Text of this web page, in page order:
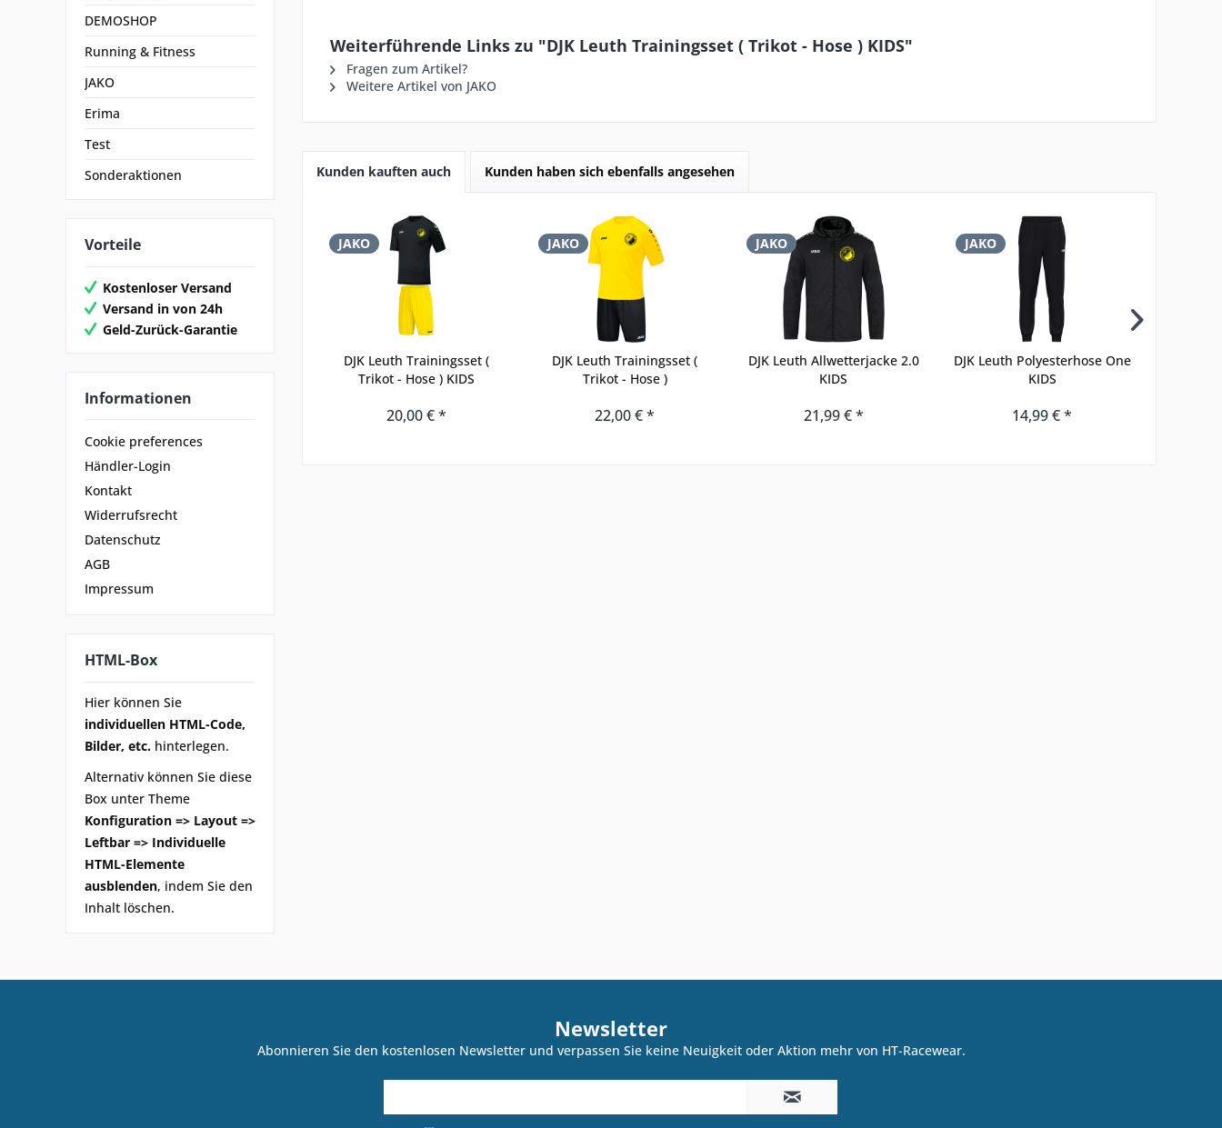
DEMOSHOP
Running & Fitness
JAKO
Erima
Test
Sonderaktionen
Vorteile
Kostenloser Versand
Versand in von 24h
Geld-Zurück-Garantie
Informationen
Cookie preferences
Händler-Login
Kontakt
Widerrufsrecht
Datenschutz
AGB
Impressum
HTML-Box
Hier können Sie
individuellen HTML-Code,
Bilder, etc. hinterlegen.
Alternativ können Sie diese
Box unter Theme
Konfiguration => Layout =>
Leftbar => Individuelle
HTML-Elemente
ausblenden, indem Sie den
Inhalt löschen.
Weiterführende Links zu "DJK Leuth Trainingsset ( Trikot - Hose ) KIDS"
Fragen zum Artikel?
Weitere Artikel von JAKO
Kunden kauften auch Kunden haben sich ebenfalls angesehen
JAKO
DJK Leuth Trainingsset (
Trikot - Hose ) KIDS
20,00 € *
JAKO
DJK Leuth Trainingsset (
Trikot - Hose )
22,00 € *
JAKO
DJK Leuth Allwetterjacke 2.0
KIDS
21,99 € *
JAKO
DJK Leuth Polyesterhose One
KIDS
14,99 € *
Newsletter
Abonnieren Sie den kostenlosen Newsletter und verpassen Sie keine Neuigkeit oder Aktion mehr von HT-Racewear.